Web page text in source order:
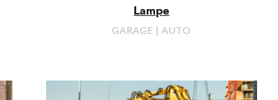
Lampe
GARAGE | AUTO